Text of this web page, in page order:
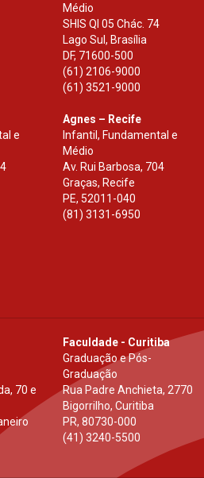
Médio
SHIS Ql 05 Chác. 74
Lago Sul, Brasília
DF, 71600-500
(61) 2106-9000
(61) 3521-9000
e
Agnes – Recife
Infantil, Fundamental e
Médio
Av. Rui Barbosa, 704
Graças, Recife
PE, 52011-040
(81) 3131-6950
70 e
Faculdade - Curitiba
Graduação e Pós-
Graduação
Rua Padre Anchieta, 2770
Bigorrilho, Curitiba
PR, 80730-000
(41) 3240-5500